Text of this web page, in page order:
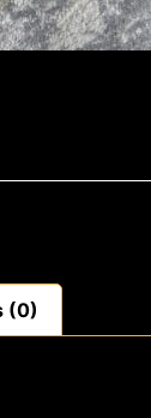
(0)